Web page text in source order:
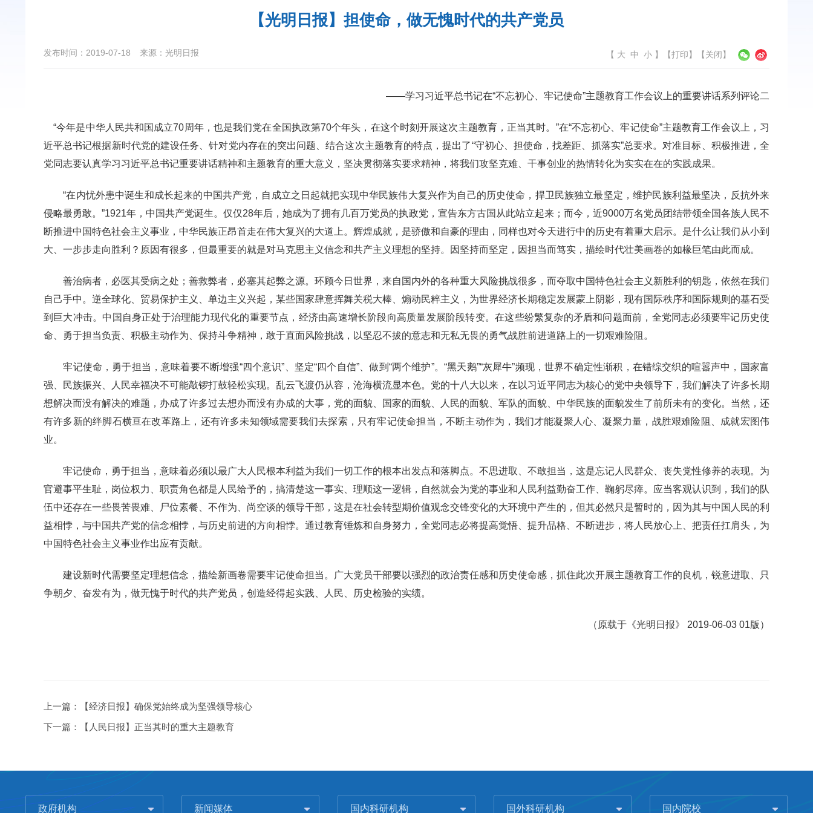
【光明日报】担使命，做无愧时代的共产党员
发布时间：2019-07-18 来源：光明日报 【 大 中 小 】 【打印】【关闭】
——学习习近平总书记在“不忘初心、牢记使命”主题教育工作会议上的重要讲话系列评论二
“今年是中华人民共和国成立70周年，也是我们党在全国执政第70个年头，在这个时刻开展这次主题教育，正当其时。”在“不忘初心、牢记使命”主题教育工作会议上，习
近平总书记根据新时代党的建设任务、针对党内存在的突出问题、结合这次主题教育的特点，提出了“守初心、担使命，找差距、抓落实”总要求。对准目标、积极推进，全
党同志要认真学习习近平总书记重要讲话精神和主题教育的重大意义，坚决贯彻落实要求精神，将我们攻坚克难、干事创业的热情转化为实实在在的实践成果。
“在内忧外患中诞生和成长起来的中国共产党，自成立之日起就把实现中华民族伟大复兴作为自己的历史使命，捍卫民族独立最坚定，维护民族利益最坚决，反抗外来
侵略最勇敢。”1921年，中国共产党诞生。仅仅28年后，她成为了拥有几百万党员的执政党，宣告东方古国从此站立起来；而今，近9000万名党员团结带领全国各族人民不
断推进中国特色社会主义事业，中华民族正昂首走在伟大复兴的大道上。辉煌成就，是骄傲和自豪的理由，同样也对今天进行中的历史有着重大启示。是什么让我们从小到
大、一步步走向胜利？原因有很多，但最重要的就是对马克思主义信念和共产主义理想的坚持。因坚持而坚定，因担当而笃实，描绘时代壮美画卷的如椽巨笔由此而成。
善治病者，必医其受病之处；善救弊者，必塞其起弊之源。环顾今日世界，来自国内外的各种重大风险挑战很多，而夺取中国特色社会主义新胜利的钥匙，依然在我们
自己手中。逆全球化、贸易保护主义、单边主义兴起，某些国家肆意挥舞关税大棒、煽动民粹主义，为世界经济长期稳定发展蒙上阴影，现有国际秩序和国际规则的基石受
到巨大冲击。中国自身正处于治理能力现代化的重要节点，经济由高速增长阶段向高质量发展阶段转变。在这些纷繁复杂的矛盾和问题面前，全党同志必须要牢记历史使
命、勇于担当负责、积极主动作为、保持斗争精神，敢于直面风险挑战，以坚忍不拔的意志和无私无畏的勇气战胜前进道路上的一切艰难险阻。
牢记使命，勇于担当，意味着要不断增强“四个意识”、坚定“四个自信”、做到“两个维护”。“黑天鹅”“灰犀牛”频现，世界不确定性渐积，在错综交织的喧嚣声中，国家富
强、民族振兴、人民幸福决不可能敲锣打鼓轻松实现。乱云飞渡仍从容，沧海横流显本色。党的十八大以来，在以习近平同志为核心的党中央领导下，我们解决了许多长期
想解决而没有解决的难题，办成了许多过去想办而没有办成的大事，党的面貌、国家的面貌、人民的面貌、军队的面貌、中华民族的面貌发生了前所未有的变化。当然，还
有许多新的绊脚石横亘在改革路上，还有许多未知领域需要我们去探索，只有牢记使命担当，不断主动作为，我们才能凝聚人心、凝聚力量，战胜艰难险阻、成就宏图伟
业。
牢记使命，勇于担当，意味着必须以最广大人民根本利益为我们一切工作的根本出发点和落脚点。不思进取、不敢担当，这是忘记人民群众、丧失党性修养的表现。为
官避事平生耻，岗位权力、职责角色都是人民给予的，搞清楚这一事实、理顺这一逻辑，自然就会为党的事业和人民利益勤奋工作、鞠躬尽瘁。应当客观认识到，我们的队
伍中还存在一些畏苦畏难、尸位素餐、不作为、尚空谈的领导干部，这是在社会转型期价值观念交锋变化的大环境中产生的，但其必然只是暂时的，因为其与中国人民的利
益相悖，与中国共产党的信念相悖，与历史前进的方向相悖。通过教育锤炼和自身努力，全党同志必将提高觉悟、提升品格、不断进步，将人民放心上、把责任扛肩头，为
中国特色社会主义事业作出应有贡献。
建设新时代需要坚定理想信念，描绘新画卷需要牢记使命担当。广大党员干部要以强烈的政治责任感和历史使命感，抓住此次开展主题教育工作的良机，锐意进取、只
争朝夕、奋发有为，做无愧于时代的共产党员，创造经得起实践、人民、历史检验的实绩。
（原载于《光明日报》 2019-06-03 01版）
上一篇：
【经济日报】确保党始终成为坚强领导核心
下一篇：
【人民日报】正当其时的重大主题教育
政府机构 新闻媒体 国内科研机构 国外科研机构 国内院校